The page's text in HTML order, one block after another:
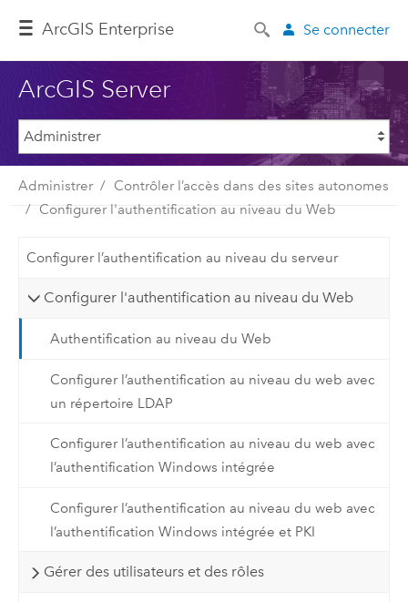
ArcGIS Enterprise Se connecter
ArcGIS Server
Administrer
Contrôler l’accès dans des sites autonomes
Configurer l'authentification au niveau du Web
Configurer l’authentification au niveau du serveur
Configurer l'authentification au niveau du Web
Authentification au niveau du Web
Configurer l’authentification au niveau du web avec
un répertoire LDAP
Configurer l’authentification au niveau du web avec
l’authentification Windows intégrée
Configurer l’authentification au niveau du web avec
l’authentification Windows intégrée et PKI
Gérer des utilisateurs et des rôles